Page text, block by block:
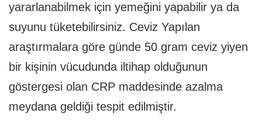
yararlanabilmek için yemeğini yapabilir ya da
suyunu tüketebilirsiniz. Ceviz Yapılan
araştırmalara göre günde 50 gram ceviz yiyen
bir kişinin vücudunda iltihap olduğunun
göstergesi olan CRP maddesinde azalma
meydana geldiği tespit edilmiştir.